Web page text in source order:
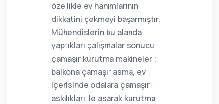
özellikle ev hanımlarının
dikkatini çekmeyi başarmıştır.
Mühendislerin bu alanda
yaptıkları çalışmalar sonucu
çamaşır kurutma makineleri;
balkona çamaşır asma, ev
içerisinde odalara çamaşır
askılıkları ile asarak kurutma